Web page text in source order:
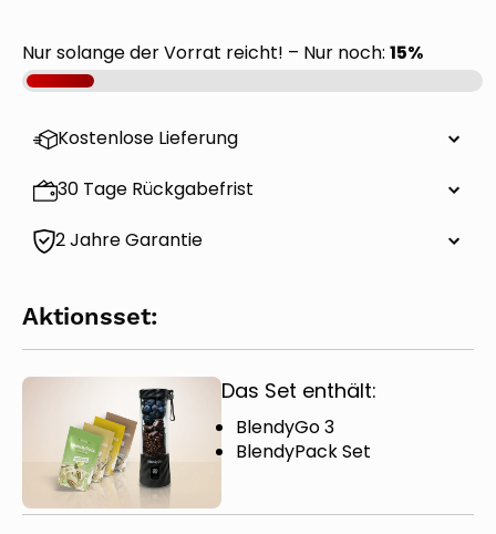
Nur solange der Vorrat reicht! – Nur noch:15%
Kostenlose Lieferung
30 Tage Rückgabefrist
2 Jahre Garantie
Aktionsset:
Das Set enthält:
BlendyGo 3
BlendyPack Set